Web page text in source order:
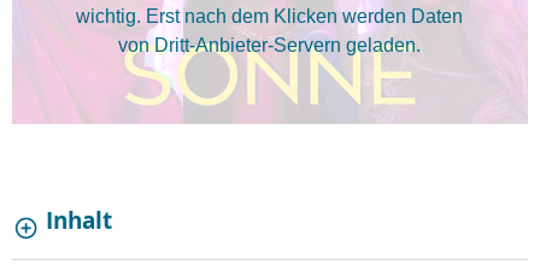
wichtig. Erst nach dem Klicken werden Daten
von Dritt-Anbieter-Servern geladen.
Inhalt